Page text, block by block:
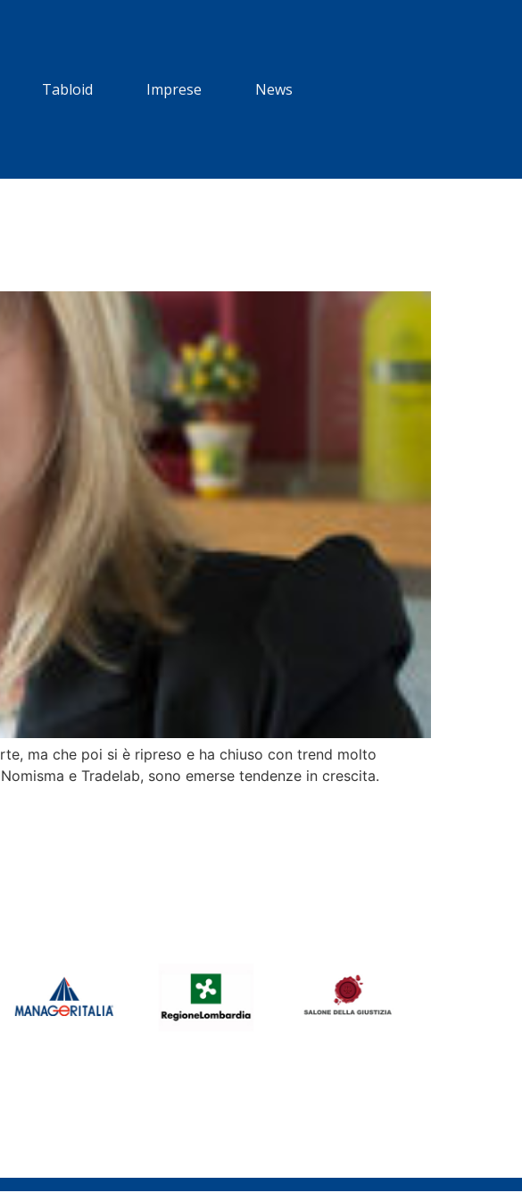
Tabloid Imprese News
ma che poi si è ripreso e ha chiuso con trend molto
e Tradelab, sono emerse tendenze in crescita.